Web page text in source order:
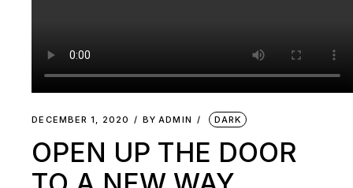
DECEMBER 1, 2020 BY ADMIN DARK
OPEN UP THE DOOR